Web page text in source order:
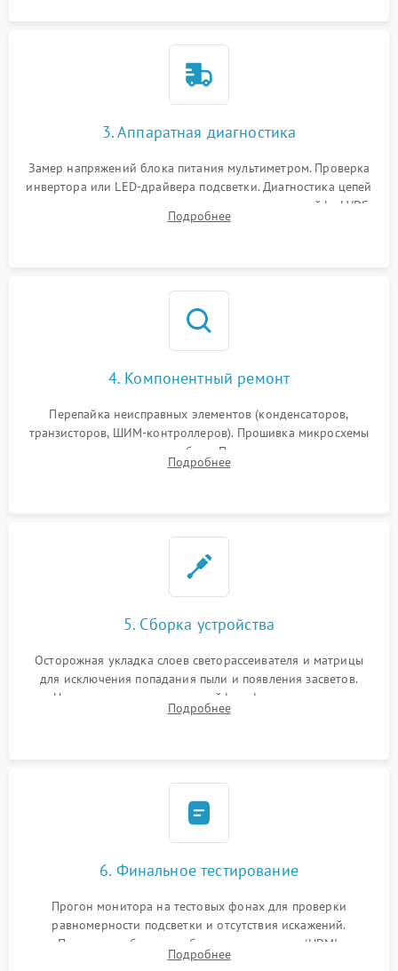
3. Аппаратная диагностика
Замер напряжений блока питания мультиметром. Проверка
инвертора или LED-драйвера подсветки. Диагностика цепей
питания скалера и тестирование сигналов на шлейфе LVDS
Подробнее
4. Компонентный ремонт
Перепайка неисправных элементов (конденсаторов,
транзисторов, ШИМ-контроллеров). Прошивка микросхемы
памяти при программных сбоях. При поломке подсветки —
разборка матрицы и замена выгоревших светодиодов.
Подробнее
5. Сборка устройства
Осторожная укладка слоев светорассеивателя и матрицы
для исключения попадания пыли и появления засветов.
Надежное подключение шлейфов, фиксация плат и
аккуратное защелкивание пластикового корпуса монитора.
Подробнее
6. Финальное тестирование
Прогон монитора на тестовых фонах для проверки
равномерности подсветки и отсутствия искажений.
Проверка работоспособности всех портов (HDMI,
DisplayPort, VGA) и кнопок управления под нагрузкой в
Подробнее